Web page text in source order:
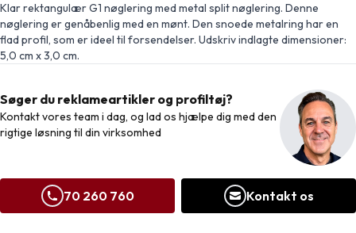
Klar rektangulær G1 nøglering med metal split nøglering. Denne
nøglering er genåbenlig med en mønt. Den snoede metalring har en
flad profil, som er ideel til forsendelser. Udskriv indlagte dimensioner:
5,0 cm x 3,0 cm.
Søger du reklameartikler og profiltøj?
Kontakt vores team i dag, og lad os hjælpe dig med den
rigtige løsning til din virksomhed
70 260 760 Kontakt os